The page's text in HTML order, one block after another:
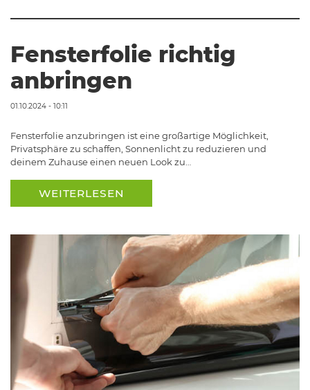
Fensterfolie richtig
anbringen
01.10.2024 - 10:11
Fensterfolie anzubringen ist eine großartige Möglichkeit,
Privatsphäre zu schaffen, Sonnenlicht zu reduzieren und
deinem Zuhause einen neuen Look zu…
WEITERLESEN